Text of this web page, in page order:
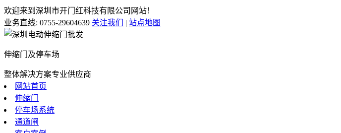
欢迎来到深圳市开门红科技有限公司网站！
业务直线: 0755-29604639 关注我们 | 站点地图
伸缩门及停车场
整体解决方案专业供应商
网站首页
伸缩门
停车场系统
通道闸